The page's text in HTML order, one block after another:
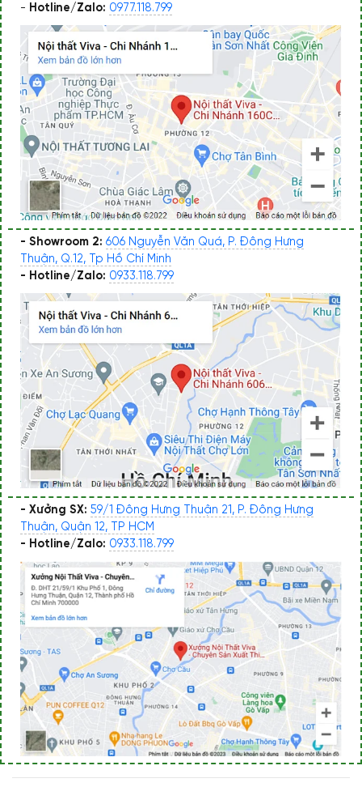
- Hotline/Zalo: 0977.118.799
- Showroom 2: 606 Nguyễn Văn Quá, P. Đông Hưng
Thuận, Q.12, Tp Hồ Chí Minh
- Hotline/Zalo: 0933.118.799
- Xưởng SX: 59/1 Đông Hưng Thuận 21, P. Đông Hưng
Thuận, Quận 12, TP HCM
- Hotline/Zalo: 0933.118.799